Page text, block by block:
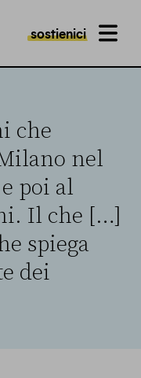
sostienici MENU
che
nel
poi al
Il che […]
spiega
dei